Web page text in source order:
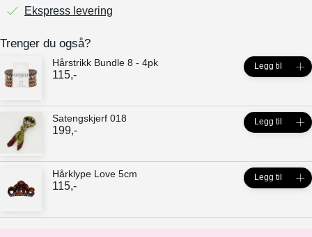
Ekspress levering
Trenger du også?
Hårstrikk Bundle 8 - 4pk
115,-
Legg til
Satengskjerf 018
199,-
Legg til
Hårklype Love 5cm
115,-
Legg til